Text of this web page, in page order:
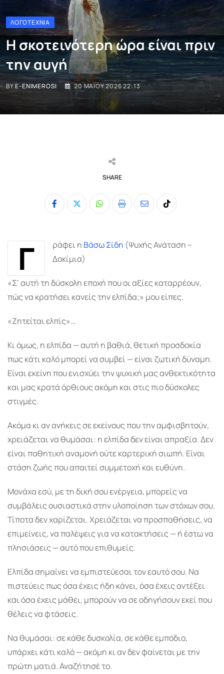
ΛΟΓΟΤΕΧΝΊΑ
Η σκοτεινότερη ώρα είναι πριν
την αυγή
BYE-ENIMEROSI 20 ΜΑΪ́ΟΥ 2026 22:13
SHARE
Whatsapp
Print
ShareTiktok
Γ ράφει η Βάσω Σίδη (Ψυχής Ανάταση –
Δοκίμια)
«Σ’ αυτή τη δύσκολη εποχή που οι αξίες καταρρέουν,
πώς να κρατήσει κανείς την ελπίδα;» μου είπες.
«Ζητείται ελπίς»…
Κι όμως, η ελπίδα — αυτή η βαθιά, θετική προσδοκία
πως κάτι καλό μπορεί να συμβεί — είναι ζωτική δύναμη.
Είναι εκείνη που ενισχύει την ψυχική μας ανθεκτικότητα
και μας κρατά όρθιους ακόμη και στις πιο δύσκολες
στιγμές.
Ακόμα κι αν ανήκεις σε εκείνους που την αμφισβητούν,
χρειάζεται να θυμάσαι: η ελπίδα δεν είναι απραξία. Δεν
είναι παθητική αναμονή ούτε καρτερική σιωπή. Είναι
στάση ζωής που απαιτεί συμμετοχή και ευθύνη.
Μονάχα εσύ, με τη δική σου ενέργεια, μπορείς να
συμβάλεις ουσιαστικά στην υλοποίηση των στόχων σου.
Τίποτα δεν χαρίζεται. Χρειάζεται να προσπαθήσεις, να
επιμείνεις, να παλέψεις για να κατακτήσεις — ή έστω να
πλησιάσεις — αυτό που επιθυμείς.
Ελπίδα σημαίνει να εμπιστεύεσαι τον εαυτό σου. Να
πιστεύεις πως όσα έχεις ήδη κάνει, όσα έχεις αντέξει
και όσα έχεις μάθει, μπορούν να σε οδηγήσουν εκεί που
θέλεις να φτάσεις.
Να θυμάσαι: σε κάθε δυσκολία, σε κάθε εμπόδιο,
υπάρχει κάτι καλό — ακόμη κι αν δεν φαίνεται με την
πρώτη ματιά. Αναζήτησέ το.